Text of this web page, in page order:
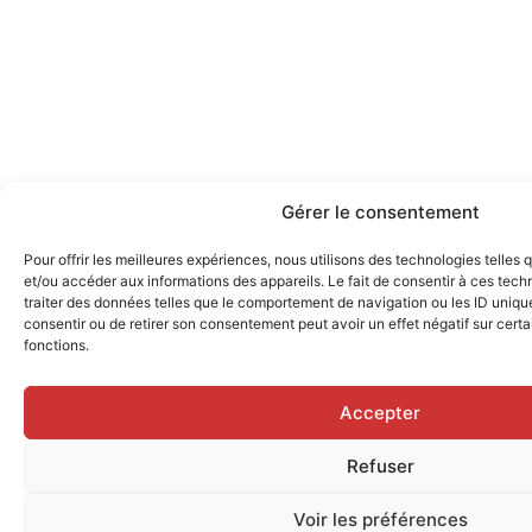
Gérer le consentement
Pour offrir les meilleures expériences, nous utilisons des technologies telles
et/ou accéder aux informations des appareils. Le fait de consentir à ces
traiter des données telles que le comportement de navigation ou les ID
consentir ou de retirer son consentement peut avoir un effet négatif sur
fonctions.
Accepter
Refuser
Voir les préférences